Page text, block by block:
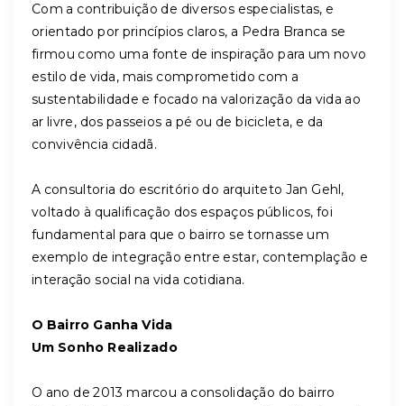
Com a contribuição de diversos especialistas, e
orientado por princípios claros, a Pedra Branca se
firmou como uma fonte de inspiração para um novo
estilo de vida, mais comprometido com a
sustentabilidade e focado na valorização da vida ao
ar livre, dos passeios a pé ou de bicicleta, e da
convivência cidadã.
A consultoria do escritório do arquiteto Jan Gehl,
voltado à qualificação dos espaços públicos, foi
fundamental para que o bairro se tornasse um
exemplo de integração entre estar, contemplação e
interação social na vida cotidiana.
O Bairro Ganha Vida
Um Sonho Realizado
O ano de 2013 marcou a consolidação do bairro